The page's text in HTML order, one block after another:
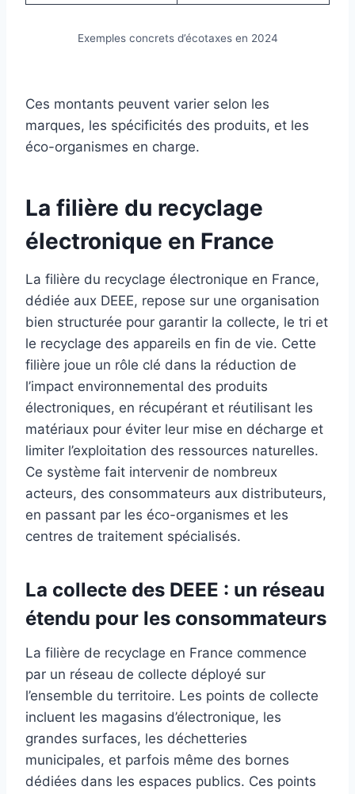
Exemples concrets d’écotaxes en 2024
Ces montants peuvent varier selon les
marques, les spécificités des produits, et les
éco-organismes en charge.
La filière du recyclage
électronique en France
La filière du recyclage électronique en France,
dédiée aux DEEE, repose sur une organisation
bien structurée pour garantir la collecte, le tri et
le recyclage des appareils en fin de vie. Cette
filière joue un rôle clé dans la réduction de
l’impact environnemental des produits
électroniques, en récupérant et réutilisant les
matériaux pour éviter leur mise en décharge et
limiter l’exploitation des ressources naturelles.
Ce système fait intervenir de nombreux
acteurs, des consommateurs aux distributeurs,
en passant par les éco-organismes et les
centres de traitement spécialisés.
La collecte des DEEE : un réseau
étendu pour les consommateurs
La filière de recyclage en France commence
par un réseau de collecte déployé sur
l’ensemble du territoire. Les points de collecte
incluent les magasins d’électronique, les
grandes surfaces, les déchetteries
municipales, et parfois même des bornes
dédiées dans les espaces publics. Ces points